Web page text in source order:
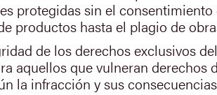
protegidas sin el
productos hasta el plagio de
de los derechos exclusivos
aquellos que vulneran
la infracción y sus